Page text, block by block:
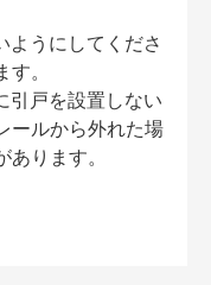
うにしてくださ
。
引戸を設置しない
ールから外れた場
ります。